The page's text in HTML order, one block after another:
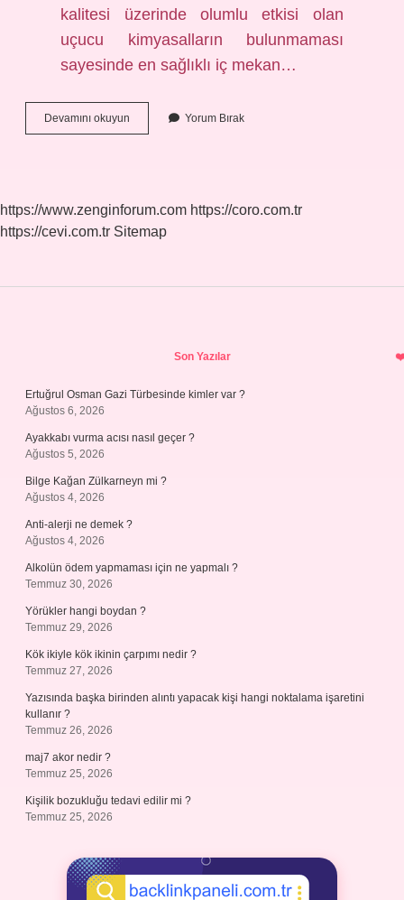
kalitesi üzerinde olumlu etkisi olan
uçucu kimyasalların bulunmaması
sayesinde en sağlıklı iç mekan…
Devamını okuyun
Bazlı
Boya
Mı
Yorum Bırak
https://www.zenginforum.com https://coro.com.tr
https://cevi.com.tr Sitemap
Son Yazılar
Ertuğrul Osman Gazi Türbesinde kimler var ?
Ağustos 6, 2026
Ayakkabı vurma acısı nasıl geçer ?
Ağustos 5, 2026
Bilge Kağan Zülkarneyn mi ?
Ağustos 4, 2026
Anti-alerji ne demek ?
Ağustos 4, 2026
Alkolün ödem yapmaması için ne yapmalı ?
Temmuz 30, 2026
Yörükler hangi boydan ?
Temmuz 29, 2026
Kök ikiyle kök ikinin çarpımı nedir ?
Temmuz 27, 2026
Yazısında başka birinden alıntı yapacak kişi hangi noktalama işaretini
kullanır ?
Temmuz 26, 2026
maj7 akor nedir ?
Temmuz 25, 2026
Kişilik bozukluğu tedavi edilir mi ?
Temmuz 25, 2026